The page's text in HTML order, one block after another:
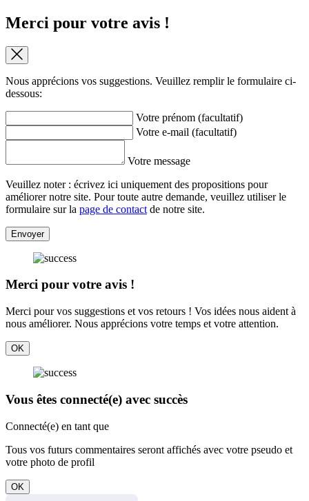
Merci pour votre avis !
Nous apprécions vos suggestions. Veuillez remplir le formulaire ci-
dessous:
Votre prénom (facultatif)
Votre e-mail (facultatif)
Votre message
Veuillez noter : écrivez ici uniquement des propositions pour
améliorer notre site. Pour toute autre demande, veuillez utiliser le
formulaire sur la page de contact de notre site.
Envoyer
Merci pour votre avis !
Merci pour vos suggestions et vos retours ! Vos idées nous aident à
nous améliorer. Nous apprécions votre temps et votre attention.
OK
Vous êtes connecté(e) avec succès
Connecté(e) en tant que
Tous vos futurs commentaires seront affichés avec votre pseudo et
votre photo de profil
OK